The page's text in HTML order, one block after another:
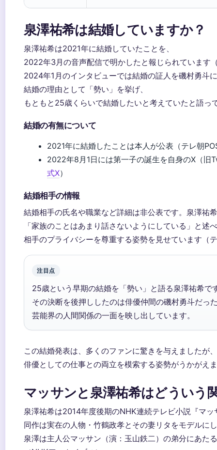
泉澤祐希は結婚していますか？
泉澤祐希は2021年に結婚していたことを、
2022年3月の音声配信で明かしたと報じられています
2024年1月のインタビューでは結婚の証人を磯村勇斗
結婚の理由として「勢い」を挙げ、
もともと25歳くらいで結婚したいと考えていたと語っ
結婚の有無について
2021年に結婚したことは本人が公表（テレ朝
2022年8月1日には第一子の誕生を自身のX（旧
式X）
結婚相手の情報
結婚相手の氏名や職業など詳細は非公表です。泉澤祐
「家族のことはあまり話さないようにしている」と述
相手のプライバシーを尊重する姿勢を見せています（
注目点
25歳という早期の結婚を「勢い」と語る泉澤祐希で
その決断を後押ししたのは俳優仲間の磯村勇斗だっ
芸能界の人間関係の一面を映し出しています。
この結婚発表は、多くのファンに驚きを与えましたが、
俳優としての仕事との両立を模索する姿勢がうかがえ
マッサンと泉澤祐希はどういう
泉澤祐希は2014年度後期のNHK連続テレビ小説『マ
同作は実在の人物・竹鶴政孝とその妻リタをモデルに
泉澤は主人公マッサン（演：玉山鉄二）の弟分にあた